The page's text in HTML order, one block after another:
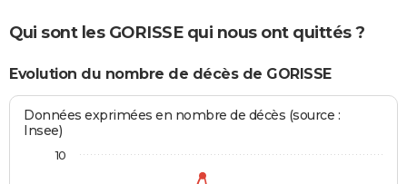
Qui sont les GORISSE qui nous ont quittés ?
Evolution du nombre de décès de GORISSE
Données exprimées en nombre de décès (source :
Insee)
10